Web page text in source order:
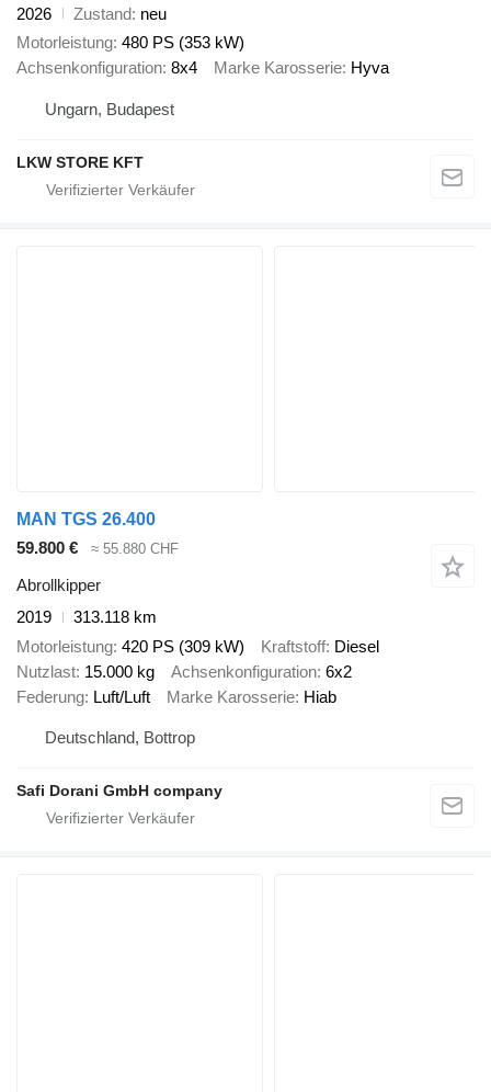
2026
Zustand neu
Motorleistung 480 PS (353 kW)
Achsenkonfiguration 8x4 Marke Karosserie Hyva
Ungarn, Budapest
LKW STORE KFT
MAN TGS 26.400
59.800 €
≈ 55.880 CHF
Abrollkipper
2019
313.118 km
Motorleistung 420 PS (309 kW) Kraftstoff Diesel
Nutzlast 15.000 kg Achsenkonfiguration 6x2
Federung Luft/Luft Marke Karosserie Hiab
Deutschland, Bottrop
Safi Dorani GmbH company